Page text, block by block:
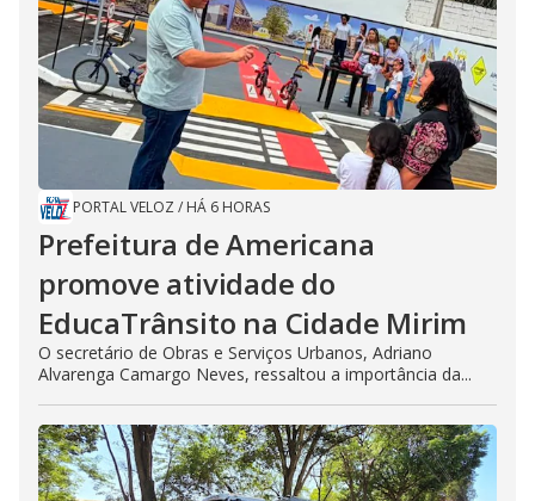
PORTAL VELOZ / HÁ 6 HORAS
Prefeitura de Americana
promove atividade do
EducaTrânsito na Cidade Mirim
O secretário de Obras e Serviços Urbanos, Adriano
Alvarenga Camargo Neves, ressaltou a importância da...